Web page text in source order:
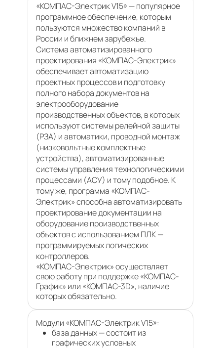
«КОМПАС-Электрик V15» — популярное
программное обеспечение, которым
пользуются множество компаний в
России и ближнем зарубежье.
Система автоматизированного
проектирования «КОМПАС-Электрик»
обеспечивает автоматизацию
проектных процессов и подготовку
полного набора документов на
электрооборудование
производственных объектов, в которых
используют системы релейной защиты
(РЗА) и автоматики, проводной монтаж
(низковольтные комплектные
устройства), автоматизированные
системы управления технологическими
процессами (АСУ) и тому подобное. К
тому же, программа «КОМПАС-
Электрик» способна автоматизировать
проектирование документации на
оборудование производственных
объектов с использованием ПЛК —
программируемых логических
контроллеров.
«КОМПАС-Электрик» осуществляет
свою работу при поддержке «КОМПАС-
График» или «КОМПАС-3D», наличие
которых обязательно.
Модули «КОМПАС-Электрик V15»:
база данных — состоит из
графических условных